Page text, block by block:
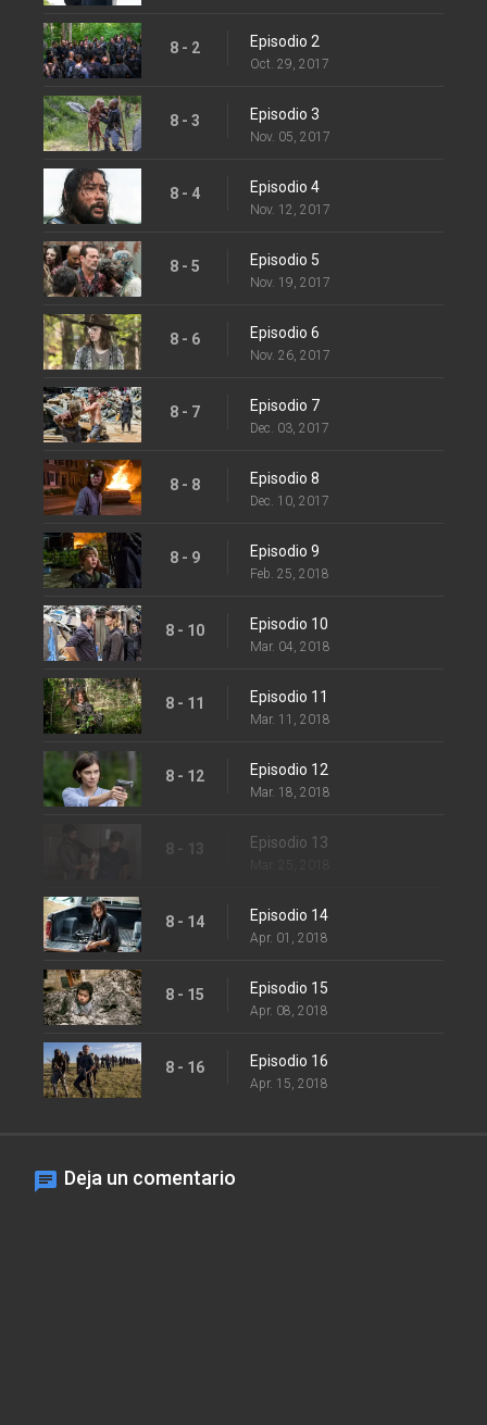
8 - 2 Episodio 2
Oct. 29, 2017
8 - 3 Episodio 3
Nov. 05, 2017
8 - 4 Episodio 4
Nov. 12, 2017
8 - 5 Episodio 5
Nov. 19, 2017
8 - 6 Episodio 6
Nov. 26, 2017
8 - 7 Episodio 7
Dec. 03, 2017
8 - 8 Episodio 8
Dec. 10, 2017
8 - 9 Episodio 9
Feb. 25, 2018
8 - 10 Episodio 10
Mar. 04, 2018
8 - 11 Episodio 11
Mar. 11, 2018
8 - 12 Episodio 12
Mar. 18, 2018
8 - 13 Episodio 13
8 - 14 Episodio 14
Apr. 01, 2018
8 - 15 Episodio 15
Apr. 08, 2018
8 - 16 Episodio 16
Apr. 15, 2018
Deja un comentario